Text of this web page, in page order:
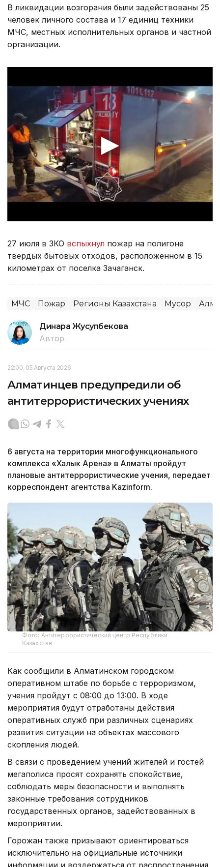
В ликвидации возгорания были задействованы 25
человек личного состава и 17 единиц техники
МЧС, местных исполнительных органов и частной
организации.
27 июля в ЗКО вспыхнул пожар на полигоне
твердых бытовых отходов, расположенном в 15
километрах от поселка Зачаганск.
МЧС Пожар Регионы Казахстана Мусор
Динара Жусупбекова
Автор
22:00, 05 Августа 2026
Алматинцев предупредили об
антитеррористических учениях
6 августа на территории многофункционального
комплекса «Халык Арена» в Алматы пройдут
плановые антитеррористические учения, передает
корреспондент агентства Kazinform.
Фото: Антитеррористический центр Республики
Казахстан
Как сообщили в Алматинском городском
оперативном штабе по борьбе с терроризмом,
учения пройдут с 08:00 до 13:00. В ходе
мероприятия будут отработаны действия
оперативных служб при различных сценариях
развития ситуации на объектах массового
скопления людей.
В связи с проведением учений жителей и гостей
мегаполиса просят сохранять спокойствие,
соблюдать меры безопасности и выполнять
законные требования сотрудников
государственных органов, задействованных в
мероприятии.
Горожан также призывают ориентироваться
исключительно на официальные источники
информации и воздержаться от распространения